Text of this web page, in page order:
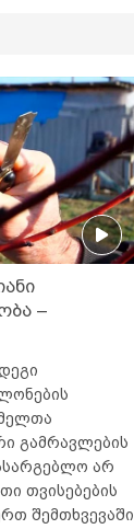
–
გამრავლების
არ
თვისებების
შემთხვევაში